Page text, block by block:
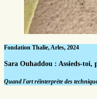
Fondation Thalie, Arles, 2024
Sara Ouhaddou : Assieds-toi,
Quand l'art réinterprète des